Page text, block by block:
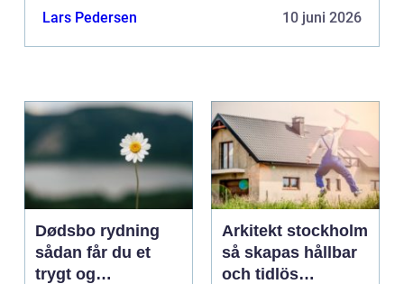
kraftig rengøring med høj p...
Lars Pedersen 10 juni 2026
Dødsbo rydning
sådan får du et
trygt og
Arkitekt stockholm
så skapas hållbar
och tidlös